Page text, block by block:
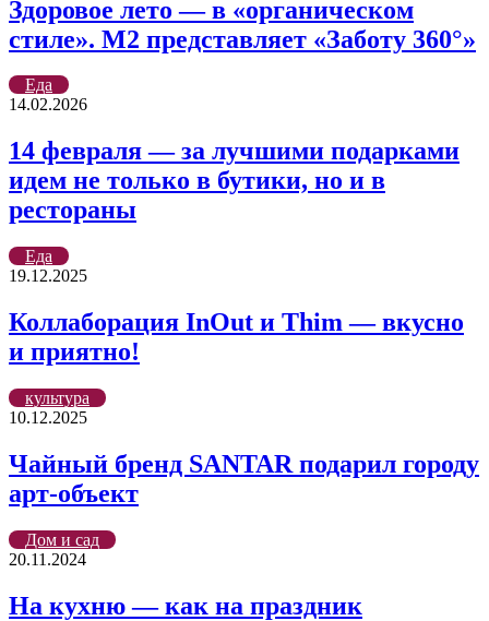
Здоровое лето — в «органическом
стиле». М2 представляет «Заботу 360°»
Еда
14.02.2026
14 февраля — за лучшими подарками
идем не только в бутики, но и в
рестораны
Еда
19.12.2025
Коллаборация InOut и Thim — вкусно
и приятно!
культура
10.12.2025
Чайный бренд SANTAR подарил городу
арт-объект
Дом и сад
20.11.2024
На кухню — как на праздник